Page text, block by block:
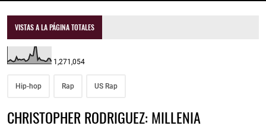
VISTAS A LA PÁGINA TOTALES
1,271,054
Hip-hop Rap US Rap
CHRISTOPHER RODRIGUEZ: MILLENIA